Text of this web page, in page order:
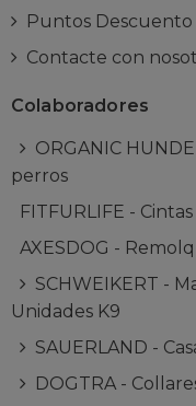
Puntos
Contacte con
Colaboradores
ORGANIC
perros
FITFURLIFE -
AXESDOG -
SCHWEIKERT -
Unidades K9
SAUERLAND -
DOGTRA -